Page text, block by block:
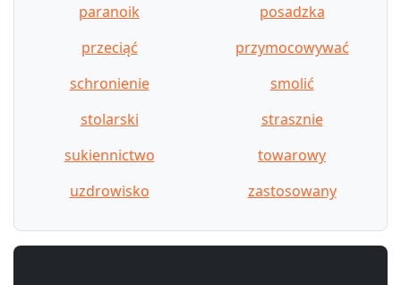
paranoik
posadzka
przeciąć
przymocowywać
schronienie
smolić
stolarski
strasznie
sukiennictwo
towarowy
uzdrowisko
zastosowany